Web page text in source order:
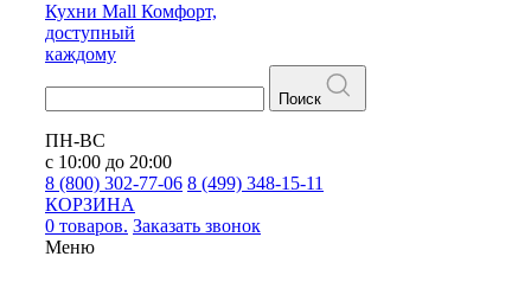
Кухни Mall Комфорт,
доступный
каждому
Поиск
ПН-ВС
с 10:00 до 20:00
8 (800) 302-77-06 8 (499) 348-15-11
КОРЗИНА
0 товаров. Заказать звонок
Меню